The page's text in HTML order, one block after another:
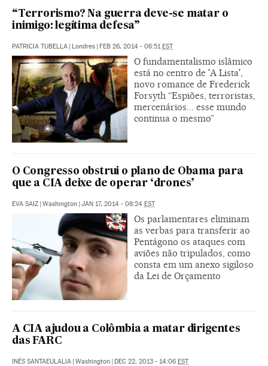
“Terrorismo? Na guerra deve-se matar o
inimigo: legítima defesa”
PATRICIA TUBELLA | Londres | FEB 26, 2014 - 06:51EST
O fundamentalismo islâmico
está no centro de 'A Lista',
novo romance de Frederick
Forsyth “Espiões, terroristas,
mercenários... esse mundo
continua o mesmo”
O Congresso obstrui o plano de Obama para
que a CIA deixe de operar ‘drones’
EVA SAIZ | Washington | JAN 17, 2014 - 08:24 EST
Os parlamentares eliminam
as verbas para transferir ao
Pentágono os ataques com
aviões não tripulados, como
consta em um anexo sigiloso
da Lei de Orçamento
A CIA ajudou a Colômbia a matar dirigentes
das FARC
INÉS SANTAEULALIA | Washington | DEC 22, 2013 - 14:06 EST